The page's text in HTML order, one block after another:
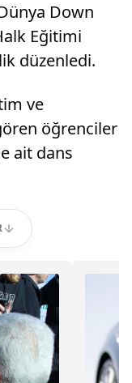
Down
Eğitimi
düzenledi.
ve
öğrenciler
ait dans